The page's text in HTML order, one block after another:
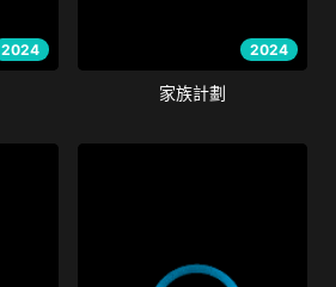
2024 2024
家族計劃